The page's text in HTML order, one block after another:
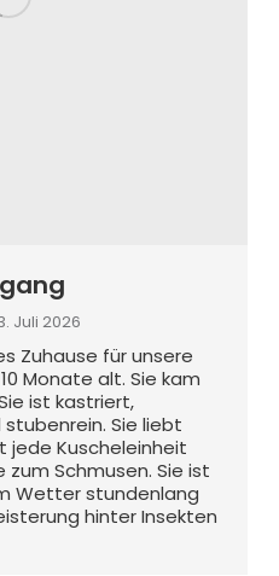
Juli 2026
Zuhause für unsere
Monate alt. Sie kam
ist kastriert,
Sie liebt
jede Kuscheleinheit
Schmusen. Sie ist
Wetter stundenlang
hinter Insekten